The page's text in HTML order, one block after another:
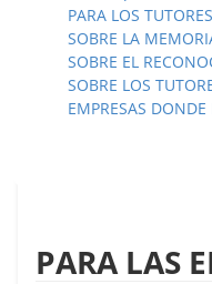
PARA LOS
SOBRE LA
SOBRE EL
SOBRE LOS
EMPRESAS DONDE
PARA LAS